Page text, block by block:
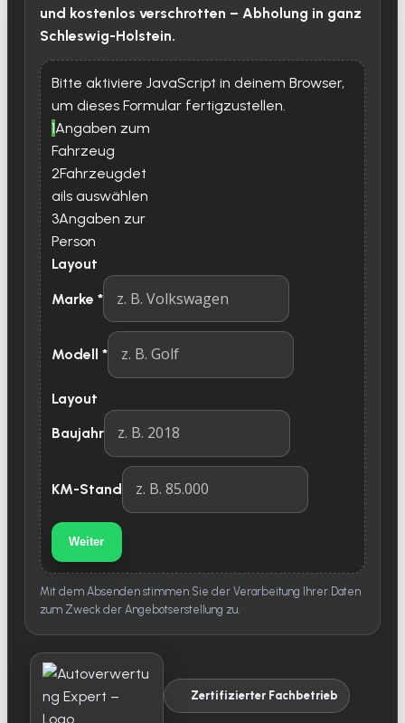
und kostenlos verschrotten – Abholung in ganz
Schleswig-Holstein.
Bitte aktiviere JavaScript in deinem Browser,
um dieses Formular fertigzustellen.
1Angaben zum
Fahrzeug
2Fahrzeugdet
ails auswählen
3Angaben zur
Person
Layout
Marke *
Modell *
Layout
Baujahr
KM-Stand
Weiter
Mit dem Absenden stimmen Sie der Verarbeitung Ihrer Daten
zum Zweck der Angebotserstellung zu.
Zertifizierter Fachbetrieb